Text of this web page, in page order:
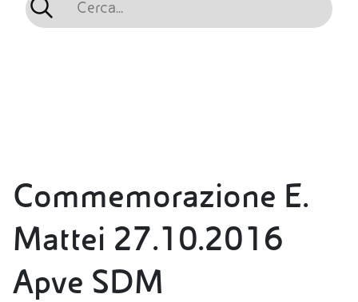
Commemorazione E.
Mattei 27.10.2016
Apve SDM